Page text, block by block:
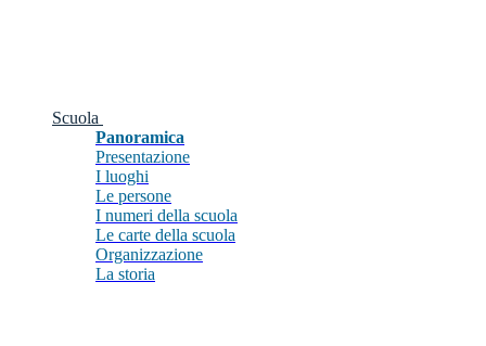
Scuola
Panoramica
Presentazione
I luoghi
Le persone
I numeri della scuola
Le carte della scuola
Organizzazione
La storia